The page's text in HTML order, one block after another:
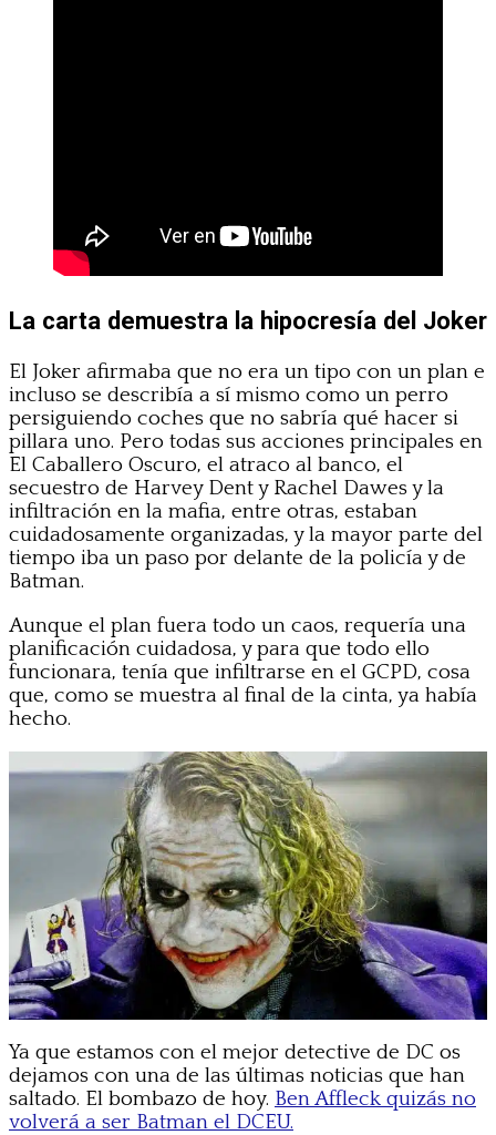
La carta demuestra la hipocresía del Joker
El Joker afirmaba que no era un tipo con un plan e
incluso se describía a sí mismo como un perro
persiguiendo coches que no sabría qué hacer si
pillara uno. Pero todas sus acciones principales en
El Caballero Oscuro, el atraco al banco, el
secuestro de Harvey Dent y Rachel Dawes y la
infiltración en la mafia, entre otras, estaban
cuidadosamente organizadas, y la mayor parte del
tiempo iba un paso por delante de la policía y de
Batman.
Aunque el plan fuera todo un caos, requería una
planificación cuidadosa, y para que todo ello
funcionara, tenía que infiltrarse en el GCPD, cosa
que, como se muestra al final de la cinta, ya había
hecho.
Ya que estamos con el mejor detective de DC os
dejamos con una de las últimas noticias que han
saltado. El bombazo de hoy. Ben Affleck quizás no
volverá a ser Batman el DCEU.